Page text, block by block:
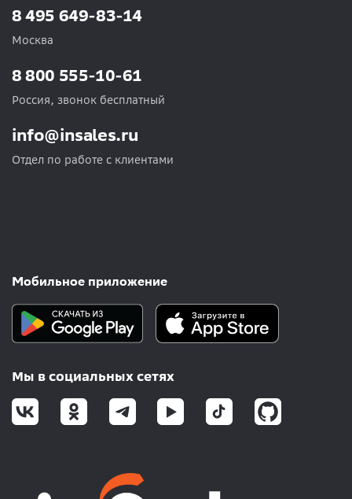
8 495 649-83-14
Москва
info@insales.ru
Отдел по работе с клиентами
8 800 555-10-61
Россия, звонок бесплатный
Мобильное приложение
Мы в социальных сетях